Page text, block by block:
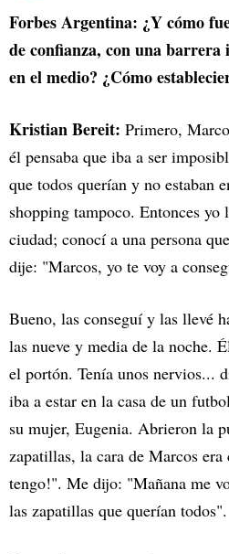
Forbes Argentina: ¿Y cómo
de confianza, con una
en el medio? ¿Cómo
Kristian Bereit: Primero,
él pensaba que iba a ser
que todos querían y no estaban
shopping tampoco. Entonces yo
ciudad; conocí a una persona
dije: "Marcos, yo te voy a
Bueno, las conseguí y las llevé
las nueve y media de la noche.
el portón. Tenía unos nervios...
iba a estar en la casa de un
su mujer, Eugenia. Abrieron la
zapatillas, la cara de Marcos
tengo!". Me dijo: "Mañana me
las zapatillas que querían todos".